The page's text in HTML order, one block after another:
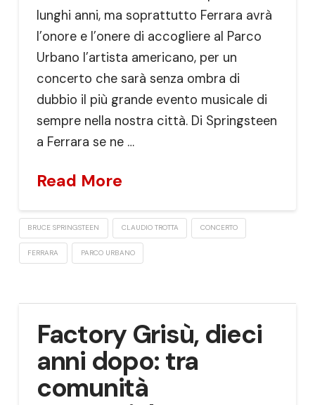
lunghi anni, ma soprattutto Ferrara avrà
l’onore e l’onere di accogliere al Parco
Urbano l’artista americano, per un
concerto che sarà senza ombra di
dubbio il più grande evento musicale di
sempre nella nostra città. Di Springsteen
a Ferrara se ne …
Read More
BRUCE SPRINGSTEEN CLAUDIO TROTTA CONCERTO
FERRARA PARCO URBANO
Factory Grisù, dieci
anni dopo: tra
comunità